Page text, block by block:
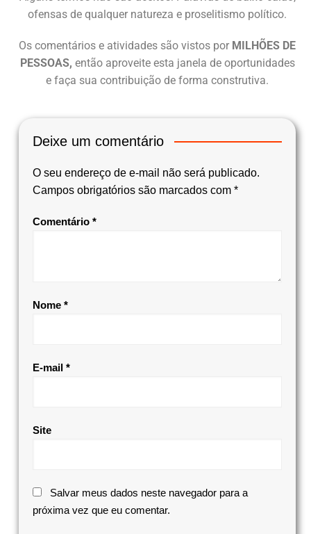
ofensas de qualquer natureza e proselitismo político.
Os comentários e atividades são vistos por MILHÕES DE
PESSOAS, então aproveite esta janela de oportunidades
e faça sua contribuição de forma construtiva.
Deixe um comentário
O seu endereço de e-mail não será publicado.
Campos obrigatórios são marcados com *
Comentário *
Nome *
E-mail *
Site
Salvar meus dados neste navegador para a
próxima vez que eu comentar.